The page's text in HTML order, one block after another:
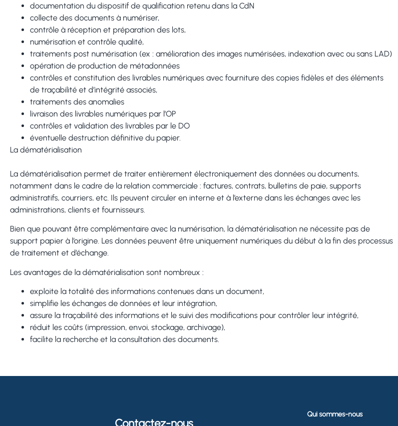
documentation du dispositif de qualification retenu dans la CdN
collecte des documents à numériser,
contrôle à réception et préparation des lots,
numérisation et contrôle qualité,
traitements post numérisation (ex : amélioration des images numérisées, indexation avec ou sans LAD)
opération de production de métadonnées
contrôles et constitution des livrables numériques avec fourniture des copies fidèles et des éléments
de traçabilité et d’intégrité associés,
traitements des anomalies
livraison des livrables numériques par l’OP
contrôles et validation des livrables par le DO
éventuelle destruction définitive du papier.
La dématérialisation
La dématérialisation permet de traiter entièrement électroniquement des données ou documents,
notamment dans le cadre de la relation commerciale : factures, contrats, bulletins de paie, supports
administratifs, courriers, etc. Ils peuvent circuler en interne et à l’externe dans les échanges avec les
administrations, clients et fournisseurs.
Bien que pouvant être complémentaire avec la numérisation, la dématérialisation ne nécessite pas de
support papier à l’origine. Les données peuvent être uniquement numériques du début à la fin des processus
de traitement et d’échange.
Les avantages de la dématérialisation sont nombreux :
exploite la totalité des informations contenues dans un document,
simplifie les échanges de données et leur intégration,
assure la traçabilité des informations et le suivi des modifications pour contrôler leur intégrité,
réduit les coûts (impression, envoi, stockage, archivage),
facilite la recherche et la consultation des documents.
Qui sommes-nous